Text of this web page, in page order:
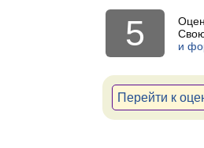
5
и
Перейти к